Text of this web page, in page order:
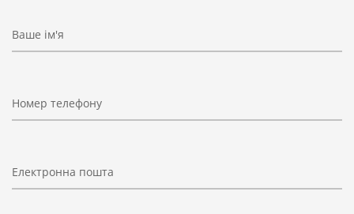
Ваше ім'я
Номер телефону
Електронна пошта